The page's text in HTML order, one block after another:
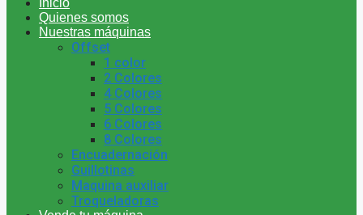
Inicio
Quienes somos
Nuestras máquinas
Offset
1 color
2 Colores
4 Colores
5 Colores
6 Colores
8 Colores
Encuadernación
Guillotinas
Maquina auxiliar
Troqueladoras